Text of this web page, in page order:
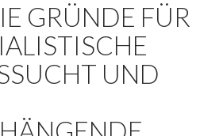
GRÜNDE FÜR
UND